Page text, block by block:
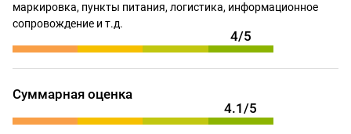
маркировка, пункты питания, логистика, информационное
сопровождение и т.д.
4/5
Суммарная оценка
4.1/5